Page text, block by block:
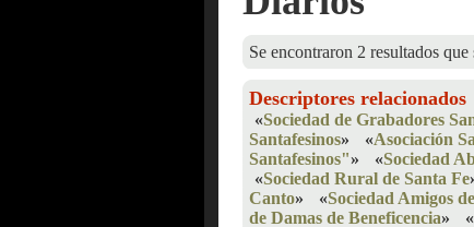
Se encontraron 2 resultados
Descriptores relacionados
«Sociedad de Grabadores
Santafesinos» «Asociación
Santafesinos"» «Sociedad
«Sociedad Rural de Santa Fe
Canto» «Sociedad Amigos
de Damas de Beneficencia» «